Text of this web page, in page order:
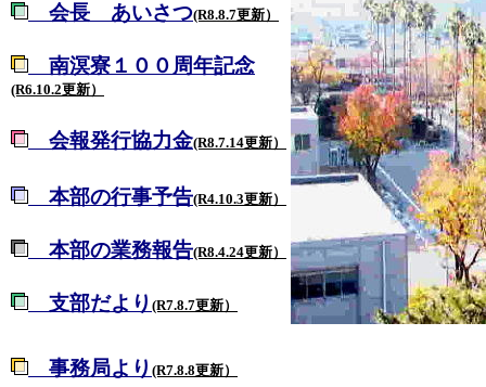
会長 あいさつ(R8.8.7更新）
南溟寮１００周年記念
(R6.10.2更新）
会報発行協力金(R8.7.14更新）
本部の行事予告(R4.10.3更新）
本部の業務報告(R8.4.24更新）
支部だより (R7.8.7更新）
事務局より (R7.8.8更新）